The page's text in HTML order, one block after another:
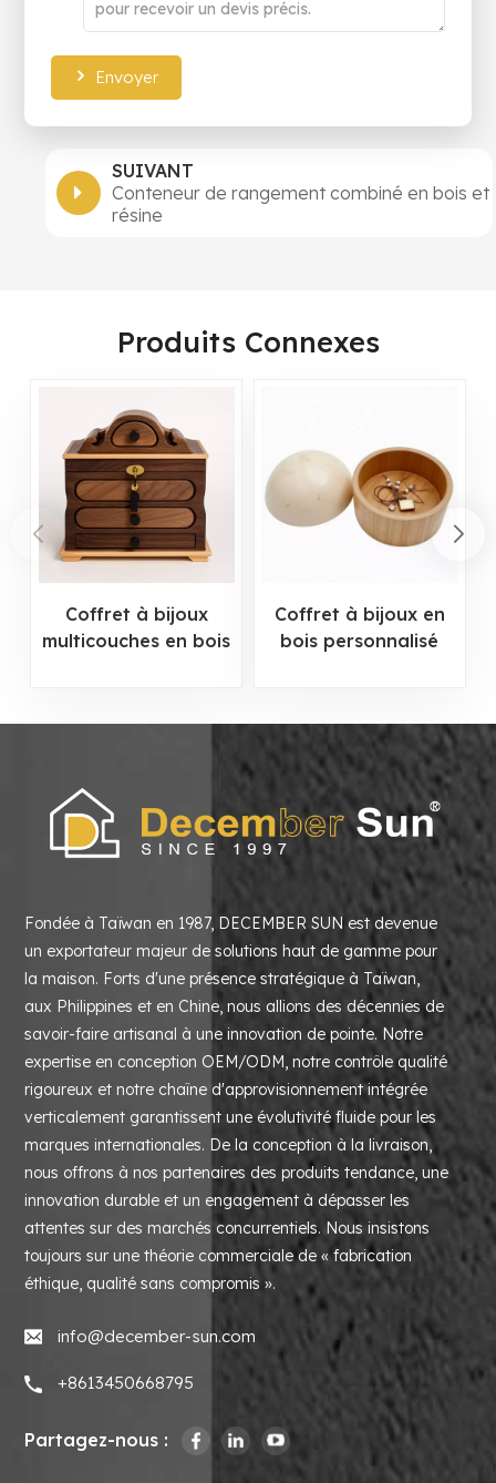
Envoyer
SUIVANT
Conteneur de rangement combiné en bois et
résine
Produits Connexes
Coffret à bijoux
multicouches en bois
Coffret à bijoux en
bois personnalisé
Fondée à Taïwan en 1987, DECEMBER SUN est devenue
un exportateur majeur de solutions haut de gamme pour
la maison. Forts d'une présence stratégique à Taïwan,
aux Philippines et en Chine, nous allions des décennies de
savoir-faire artisanal à une innovation de pointe. Notre
expertise en conception OEM/ODM, notre contrôle qualité
rigoureux et notre chaîne d'approvisionnement intégrée
verticalement garantissent une évolutivité fluide pour les
marques internationales. De la conception à la livraison,
nous offrons à nos partenaires des produits tendance, une
innovation durable et un engagement à dépasser les
attentes sur des marchés concurrentiels. Nous insistons
toujours sur une théorie commerciale de « fabrication
éthique, qualité sans compromis ».
info@december-sun.com
+8613450668795
Partagez-nous :